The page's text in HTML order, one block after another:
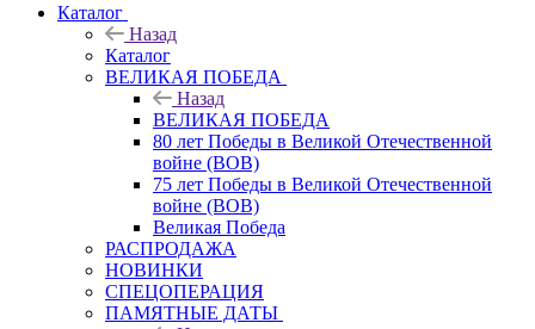
Каталог
Назад
Каталог
ВЕЛИКАЯ ПОБЕДА
Назад
ВЕЛИКАЯ ПОБЕДА
80 лет Победы в Великой Отечественной
войне (ВОВ)
75 лет Победы в Великой Отечественной
войне (ВОВ)
Великая Победа
РАСПРОДАЖА
НОВИНКИ
СПЕЦОПЕРАЦИЯ
ПАМЯТНЫЕ ДАТЫ